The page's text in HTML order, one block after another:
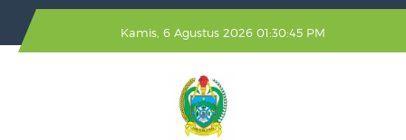
Kamis, 6 Agustus 2026 01:30:45 PM